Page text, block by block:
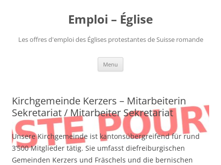
Emploi – Église
Les offres d'emploi des Églises protestantes de Suisse romande
Menu
Kirchgemeinde Kerzers – Mitarbeiterin
Sekretariat / Mitarbeiter Sekretariat
Unsere Kirchgemeinde ist kantonsübergreifend für rund
3’500 Mitglieder tätig. Sie umfasst diefreiburgischen
Gemeinden Kerzers und Fräschels und die bernischen